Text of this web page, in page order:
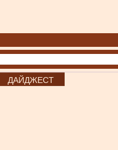
ДАЙДЖЕСТ